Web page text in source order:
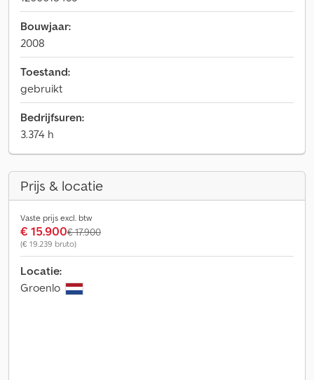
Bouwjaar:
2008
Toestand:
gebruikt
Bedrijfsuren:
3.374 h
Prijs & locatie
Vaste prijs excl. btw
€ 15.900€ 17.900
(€ 19.239 bruto)
Locatie:
Groenlo